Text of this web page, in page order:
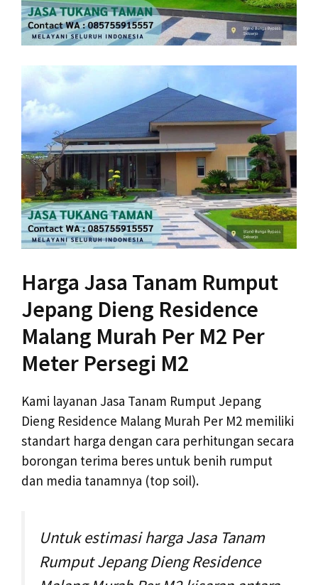
Harga Jasa Tanam Rumput
Jepang Dieng Residence
Malang Murah Per M2 Per
Meter Persegi M2
Kami layanan Jasa Tanam Rumput Jepang
Dieng Residence Malang Murah Per M2 memiliki
standart harga dengan cara perhitungan secara
borongan terima beres untuk benih rumput
dan media tanamnya (top soil).
Untuk estimasi harga Jasa Tanam
Rumput Jepang Dieng Residence